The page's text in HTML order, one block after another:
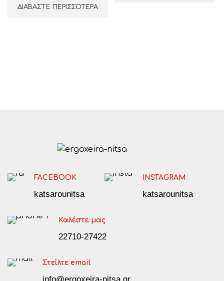
ΔΙΑΒΆΣΤΕ ΠΕΡΙΣΣΌΤΕΡΑ
FACEBOOK
katsarounitsa
INSTAGRAM
katsarounitsa
Καλέστε μας
22710-27422
Στείλτε email
info@ergoxeira-nitsa.gr